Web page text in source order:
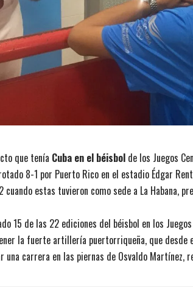
que tenía Cuba en el béisbol de los Juegos
8-1 por Puerto Rico en el estadio Édgar
cuando estas tuvieron como sede a La Habana,
15 de las 22 ediciones del béisbol en los
la fuerte artillería puertorriqueña, que desde
una carrera en las piernas de Osvaldo Martínez,